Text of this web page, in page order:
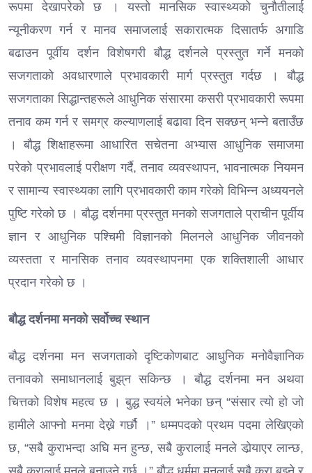
रूपमा देखापरेको छ । यस्तो मानसिक स्वास्थ्यको चुनौतीलाई
न्यूनीकरण गर्न र मानव समाजलाई सकारात्मक दिसातर्फ अगाडि
बढाउन पूर्वीय दर्शन विशेषगरी बौद्ध दर्शनले प्रस्तुत गर्ने मनको
सजगताको अवधारणाले प्रभावकारी मार्ग प्रस्तुत गर्दछ । बौद्ध
सजगताका सिद्धान्तहरूले आधुनिक संसारमा कसरी प्रभावकारी रूपमा
तनाव कम गर्न र समग्र कल्याणलाई बढावा दिन सक्छन् भन्ने बताउँछ
। बौद्ध शिक्षाहरूमा आधारित सचेतना अभ्यास आधुनिक समाजमा
परेको प्रभावलाई परीक्षण गर्दै, तनाव व्यवस्थापन, भावनात्मक नियमन
र सामान्य स्वास्थ्यका लागि प्रभावकारी काम गरेको विभिन्न अध्ययनले
पुष्टि गरेको छ । बौद्ध दर्शनमा प्रस्तुत मनको सजगताले प्राचीन पूर्वीय
ज्ञान र आधुनिक पश्चिमी विज्ञानको मिलनले आधुनिक जीवनको
व्यस्तता र मानसिक तनाव व्यवस्थापनमा एक शक्तिशाली आधार
प्रदान गरेको छ ।
बौद्ध दर्शनमा मनको सर्वोच्च स्थान
बौद्ध दर्शनमा मन सजगताको दृष्टिकोणबाट आधुनिक मनोवैज्ञानिक
तनावको समाधानलाई बुझ्‌न सकिन्छ । बौद्ध दर्शनमा मन अथवा
चित्तको विशेष महत्व छ । बुद्ध स्वयंले भनेका छन् “संसार त्यो हो जो
हामीले आफ्नो मनमा देख्ने गर्छौ ।” धम्मपदको प्रथम पदमा लेखिएको
छ, “सबै कुराभन्दा अघि मन हुन्छ, सबै कुरालाई मनले डोर्‍याएर लान्छ,